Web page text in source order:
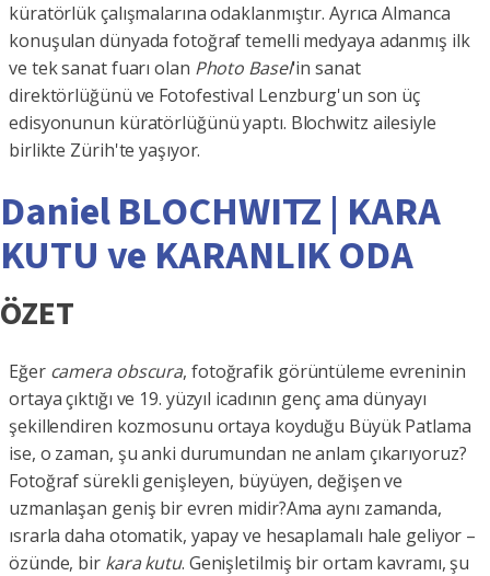
küratörlük çalışmalarına odaklanmıştır. Ayrıca Almanca
konuşulan dünyada fotoğraf temelli medyaya adanmış ilk
ve tek sanat fuarı olan Photo Basel'in sanat
direktörlüğünü ve Fotofestival Lenzburg'un son üç
edisyonunun küratörlüğünü yaptı. Blochwitz ailesiyle
birlikte Zürih'te yaşıyor.
Daniel BLOCHWITZ | KARA
KUTU ve KARANLIK ODA
ÖZET
Eğer camera obscura, fotoğrafik görüntüleme evreninin
ortaya çıktığı ve 19. yüzyıl icadının genç ama dünyayı
şekillendiren kozmosunu ortaya koyduğu Büyük Patlama
ise, o zaman, şu anki durumundan ne anlam çıkarıyoruz?
Fotoğraf sürekli genişleyen, büyüyen, değişen ve
uzmanlaşan geniş bir evren midir?Ama aynı zamanda,
ısrarla daha otomatik, yapay ve hesaplamalı hale geliyor –
özünde, bir kara kutu. Genişletilmiş bir ortam kavramı, şu